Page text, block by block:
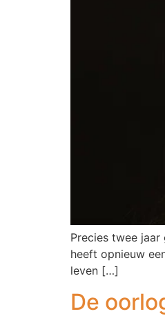
Precies twee
heeft opnieuw
leven […]
De